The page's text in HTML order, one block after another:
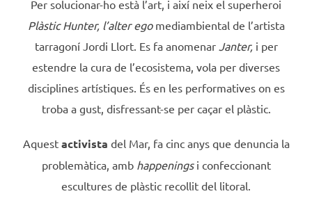
Per solucionar-ho està l’art, i així neix el superheroi
Plàstic Hunter, l’alter egomediambiental de l’artista
tarragoní Jordi Llort. Es fa anomenar Janter, i per
estendre la cura de l’ecosistema, vola per diverses
disciplines artístiques. És en les performatives on es
troba a gust, disfressant-se per caçar el plàstic.
Aquest activista del Mar, fa cinc anys que denuncia la
problemàtica, amb happeningsi confeccionant
escultures de plàstic recollit del litoral.